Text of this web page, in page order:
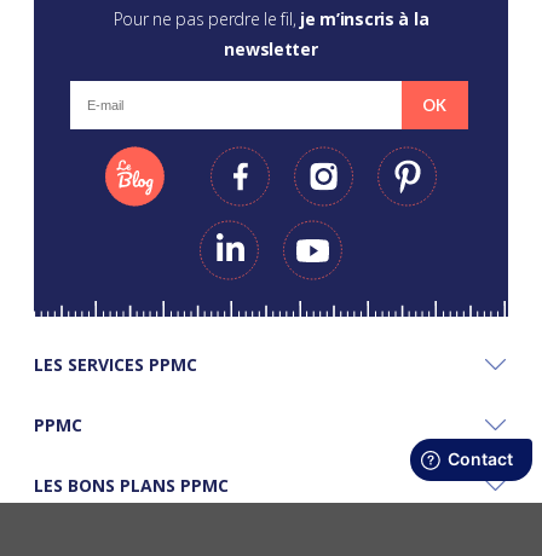
Pour ne pas perdre le fil, je m’inscris à la
newsletter
OK
LES SERVICES PPMC
PPMC
LES BONS PLANS PPMC